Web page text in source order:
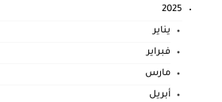
2025
يناير
فبراير
مارس
أبريل